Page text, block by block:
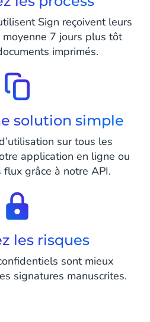
Sign reçoivent leurs
7 jours plus tôt
imprimés.
solution simple
sur tous les
application en ligne ou
flux grâce à notre API.
les risques
sont mieux
signatures manuscrites.